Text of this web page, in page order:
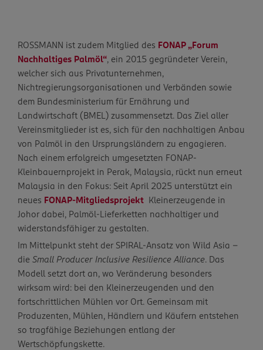
ROSSMANN ist zudem Mitglied des FONAP „Forum
Nachhaltiges Palmöl“, ein 2015 gegründeter Verein,
welcher sich aus Privatunternehmen,
Nichtregierungsorganisationen und Verbänden sowie
dem Bundesministerium für Ernährung und
Landwirtschaft (BMEL) zusammensetzt. Das Ziel aller
Vereinsmitglieder ist es, sich für den nachhaltigen Anbau
von Palmöl in den Ursprungsländern zu engagieren.
Nach einem erfolgreich umgesetzten FONAP-
Kleinbauernprojekt in Perak, Malaysia, rückt nun erneut
Malaysia in den Fokus: Seit April 2025 unterstützt ein
neues FONAP-Mitgliedsprojekt Kleinerzeugende in
Johor dabei, Palmöl-Lieferketten nachhaltiger und
widerstandsfähiger zu gestalten.
Im Mittelpunkt steht der SPIRAL-Ansatz von Wild Asia –
die Small Producer Inclusive Resilience Alliance. Das
Modell setzt dort an, wo Veränderung besonders
wirksam wird: bei den Kleinerzeugenden und den
fortschrittlichen Mühlen vor Ort. Gemeinsam mit
Produzenten, Mühlen, Händlern und Käufern entstehen
so tragfähige Beziehungen entlang der
Wertschöpfungskette.